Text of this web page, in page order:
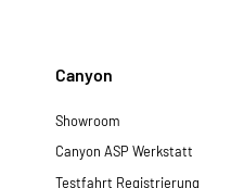
Canyon
Showroom
Canyon ASP Werkstatt
Testfahrt Registrierung